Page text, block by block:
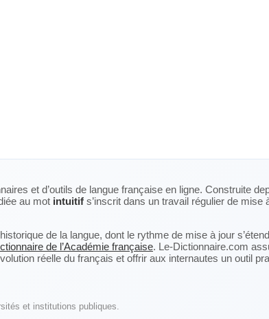
et d’outils de langue française en ligne. Construite
au mot intuitif s’inscrit dans un travail régulier de mise
de la langue, dont le rythme de mise à jour
de l’Académie française. Le-Dictionnaire.com
réelle du français et offrir aux internautes un outil
et institutions publiques.